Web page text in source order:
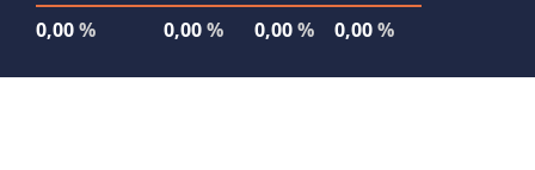
0,00% 0,00% 0,00% 0,00%